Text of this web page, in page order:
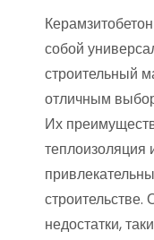
собой
строительный
отличным
Их
теплоизоляция
недостатки,